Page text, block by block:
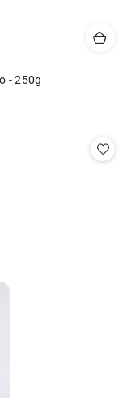
- 250g